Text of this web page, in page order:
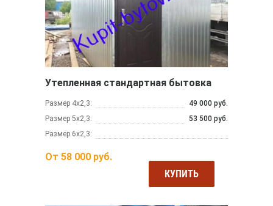
Утепленная стандартная бытовка
Размер 4х2,3:
49 000 руб.
Размер 5х2,3:
53 500 руб.
Размер 6х2,3:
От 58 000 руб.
КУПИТЬ